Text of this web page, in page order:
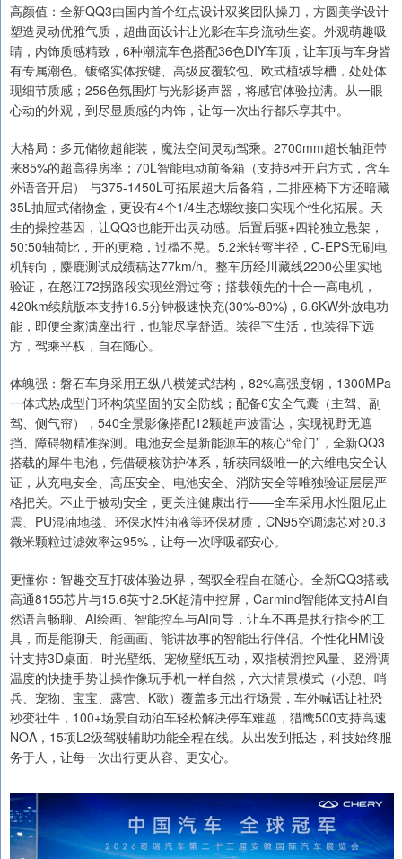
高颜值：全新QQ3由国内首个红点设计双奖团队操刀，方圆美学设计
塑造灵动优雅气质，超曲面设计让光影在车身流动生姿。外观萌趣吸
睛，内饰质感精致，6种潮流车色搭配36色DIY车顶，让车顶与车身皆
有专属潮色。镀铬实体按键、高级皮覆软包、欧式植绒导槽，处处体
现细节质感；256色氛围灯与光影扬声器，将感官体验拉满。从一眼
心动的外观，到尽显质感的内饰，让每一次出行都乐享其中。
大格局：多元储物超能装，魔法空间灵动驾乘。2700mm超长轴距带
来85%的超高得房率；70L智能电动前备箱（支持8种开启方式，含车
外语音开启） 与375-1450L可拓展超大后备箱，二排座椅下方还暗藏
35L抽屉式储物盒，更设有4个1/4生态螺纹接口实现个性化拓展。天
生的操控基因，让QQ3也能开出灵动感。后置后驱+四轮独立悬架，
50:50轴荷比，开的更稳，过槛不晃。5.2米转弯半径，C-EPS无刷电
机转向，麋鹿测试成绩稿达77km/h。整车历经川藏线2200公里实地
验证，在怒江72拐路段实现丝滑过弯；搭载领先的十合一高电机，
420km续航版本支持16.5分钟极速快充(30%-80%)，6.6KW外放电功
能，即便全家满座出行，也能尽享舒适。装得下生活，也装得下远
方，驾乘平权，自在随心。
体魄强：磐石车身采用五纵八横笼式结构，82%高强度钢，1300MPa
一体式热成型门环构筑坚固的安全防线；配备6安全气囊（主驾、副
驾、侧气帘），540全景影像搭配12颗超声波雷达，实现视野无遮
挡、障碍物精准探测。电池安全是新能源车的核心“命门”，全新QQ3
搭载的犀牛电池，凭借硬核防护体系，斩获同级唯一的六维电安全认
证，从充电安全、高压安全、电池安全、消防安全等唯独验证层层严
格把关。不止于被动安全，更关注健康出行——全车采用水性阻尼止
震、PU混油地毯、环保水性油液等环保材质，CN95空调滤芯对≥0.3
微米颗粒过滤效率达95%，让每一次呼吸都安心。
更懂你：智趣交互打破体验边界，驾驭全程自在随心。全新QQ3搭载
高通8155芯片与15.6英寸2.5K超清中控屏，Carmind智能体支持AI自
然语言畅聊、AI绘画、智能控车与AI向导，让车不再是执行指令的工
具，而是能聊天、能画画、能讲故事的智能出行伴侣。个性化HMI设
计支持3D桌面、时光壁纸、宠物壁纸互动，双指横滑控风量、竖滑调
温度的快捷手势让操作像玩手机一样自然，六大情景模式（小憩、哨
兵、宠物、宝宝、露营、K歌）覆盖多元出行场景，车外喊话让社恐
秒变社牛，100+场景自动泊车轻松解决停车难题，猎鹰500支持高速
NOA，15项L2级驾驶辅助功能全程在线。从出发到抵达，科技始终服
务于人，让每一次出行更从容、更安心。